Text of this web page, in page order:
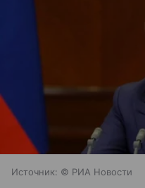
Источник: © РИА Новости